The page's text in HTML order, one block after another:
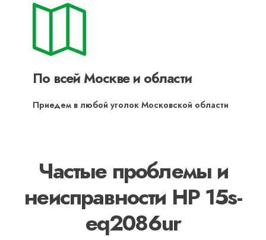
По всей Москве и области
Приедем в любой уголок Московской области
Частые проблемы и
неисправности HP 15s-
eq2086ur